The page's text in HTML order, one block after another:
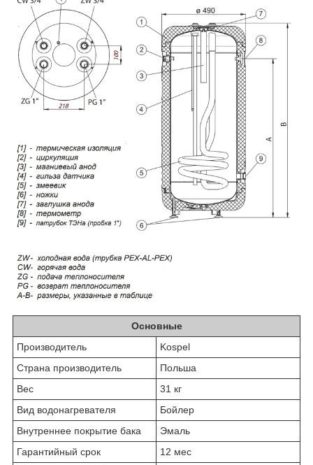
Основные
Производитель
Kospel
Страна производитель
Польша
Вес
31 кг
Вид водонагревателя
Бойлер
Внутреннее покрытие бака
Эмаль
Гарантийный срок
12 мес